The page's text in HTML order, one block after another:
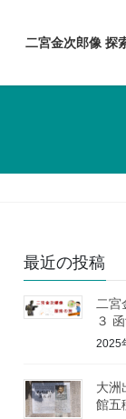
二宮金次郎像 探
最近の投稿
二宮
３
2025
大洲
館五